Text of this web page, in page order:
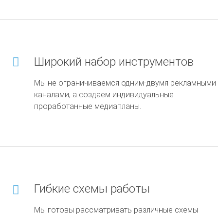
Широкий набор инструментов
Мы не ограничиваемся одним-двумя рекламными
каналами, а создаем индивидуальные
проработанные медиапланы.
Гибкие схемы работы
Мы готовы рассматривать различные схемы